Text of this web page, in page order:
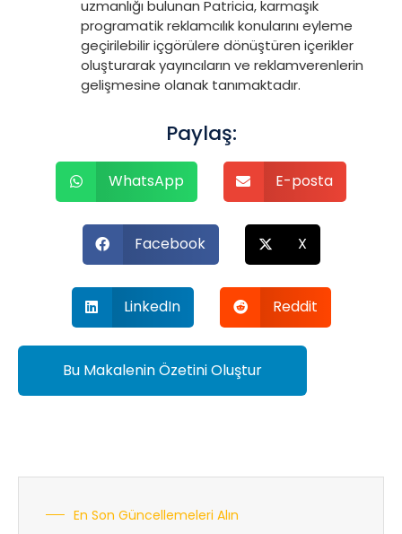
uzmanlığı bulunan Patricia, karmaşık
programatik reklamcılık konularını eyleme
geçirilebilir içgörülere dönüştüren içerikler
oluşturarak yayıncıların ve reklamverenlerin
gelişmesine olanak tanımaktadır.
Paylaş:
WhatsApp E-posta
Facebook X
LinkedIn Reddit
Bu Makalenin Özetini Oluştur
En Son Güncellemeleri Alın